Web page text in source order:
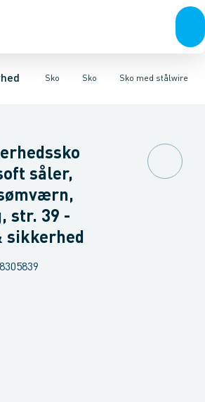
Sko
Overtøj & huerUndertøj & sokkerSko
Sko
Støvler Sokker Såler Tilbehør & Pleje
Sko med stålwire
Sko med velcro
såler,
str. 39 -
sikkerhed